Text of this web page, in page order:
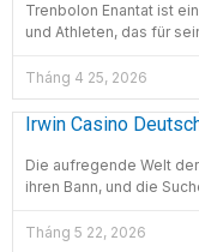
Trenbolon Enantat ist
und Athleten, das für
Tháng 4 25, 2026
Irwin Casino
Die aufregende Welt
ihren Bann, und die
Tháng 5 22, 2026